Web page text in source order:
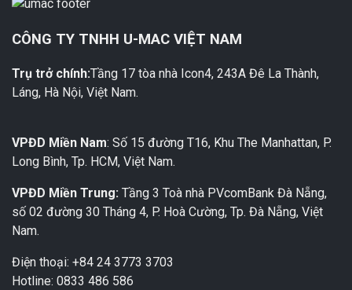
CÔNG TY TNHH U-MAC VIỆT NAM
Trụ trở chính:Tầng 17 tòa nhà Icon4, 243A Đê La Thành,
Láng, Hà Nội, Việt Nam.
VPĐD Miền Nam: Số 15 đường T16, Khu The Manhattan, P.
Long Bình, Tp. HCM, Việt Nam.
VPĐD Miền Trung: Tầng 3 Toà nhà PVcomBank Đà Nẵng,
số 02 đường 30 Tháng 4, P. Hoà Cường, Tp. Đà Nẵng, Việt
Nam.
Điện thoại: +84 24 3773 3703
Hotline: 0833 486 586